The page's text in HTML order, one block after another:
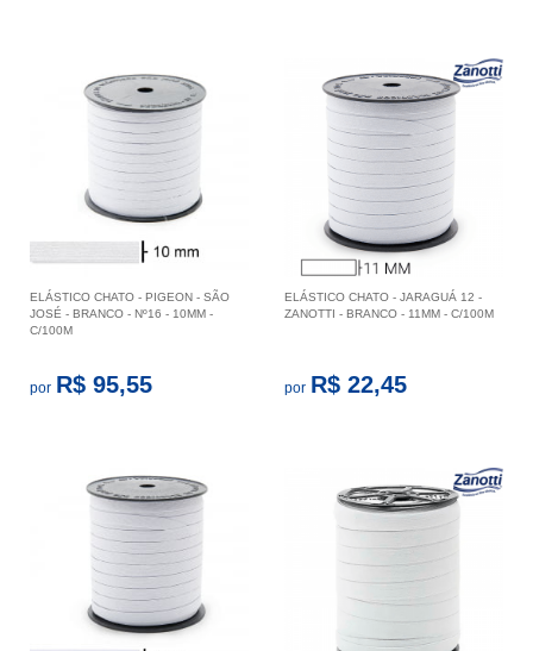
ELÁSTICO CHATO - PIGEON - SÃO
JOSÉ - BRANCO - Nº16 - 10MM -
C/100M
por R$ 95,55
ELÁSTICO CHATO - JARAGUÁ 12 -
ZANOTTI - BRANCO - 11MM - C/100M
por R$ 22,45